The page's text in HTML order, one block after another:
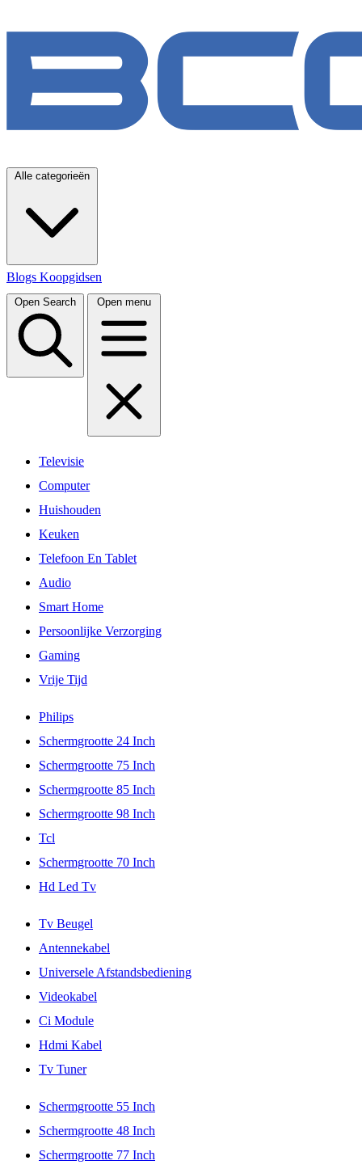
Alle categorieën
Blogs Koopgidsen
Open Search Open menu
Televisie
Computer
Huishouden
Keuken
Telefoon En Tablet
Audio
Smart Home
Persoonlijke Verzorging
Gaming
Vrije Tijd
Philips
Schermgrootte 24 Inch
Schermgrootte 75 Inch
Schermgrootte 85 Inch
Schermgrootte 98 Inch
Tcl
Schermgrootte 70 Inch
Hd Led Tv
Tv Beugel
Antennekabel
Universele Afstandsbediening
Videokabel
Ci Module
Hdmi Kabel
Tv Tuner
Schermgrootte 55 Inch
Schermgrootte 48 Inch
Schermgrootte 77 Inch